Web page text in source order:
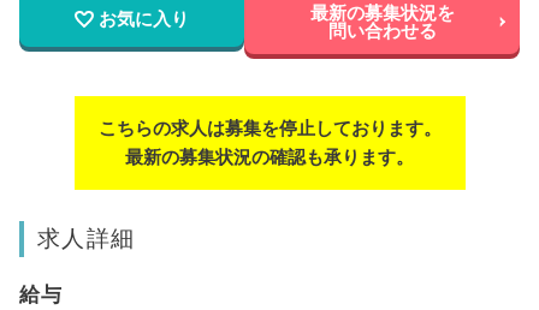
お気に入り 最新の募集状況を
問い合わせる
こちらの求人は募集を停止しております。
最新の募集状況の確認も承ります。
求人詳細
給与